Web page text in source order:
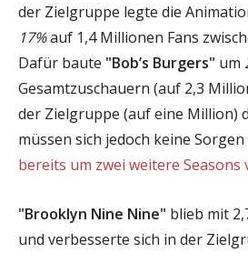
der Zielgruppe legte die
17%auf 1,4 Millionen Fans
Dafür baute "Bob’s Burgers" um
Gesamtzuschauern (auf 2,3
der Zielgruppe (auf eine Million)
müssen sich jedoch keine Sorgen
bereits um zwei weitere
"Brooklyn Nine Nine" blieb mit
und verbesserte sich in der